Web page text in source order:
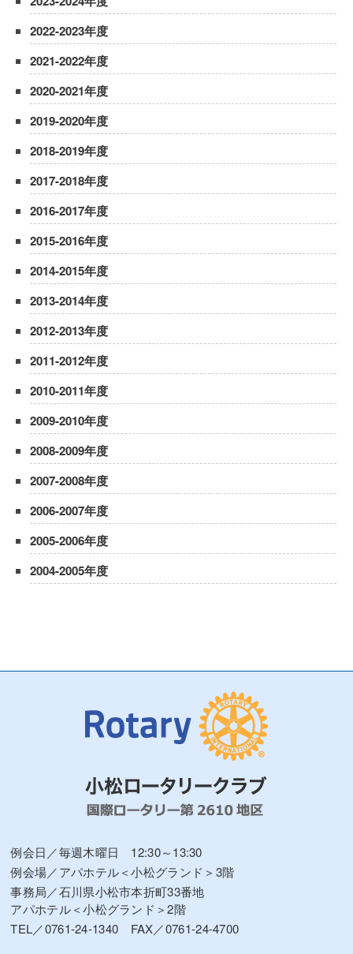
2022-2023年度
2021-2022年度
2020-2021年度
2019-2020年度
2018-2019年度
2017-2018年度
2016-2017年度
2015-2016年度
2014-2015年度
2013-2014年度
2012-2013年度
2011-2012年度
2010-2011年度
2009-2010年度
2008-2009年度
2007-2008年度
2006-2007年度
2005-2006年度
2004-2005年度
例会日／毎週木曜日 12:30～13:30
例会場／アパホテル＜小松グランド＞3階
事務局／石川県小松市本折町33番地
アパホテル＜小松グランド＞2階
TEL／0761-24-1340 FAX／0761-24-4700